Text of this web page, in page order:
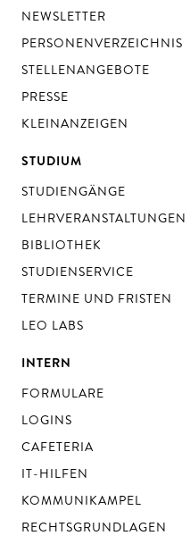
NEWSLETTER
PERSONENVERZEICHNIS
STELLENANGEBOTE
PRESSE
KLEINANZEIGEN
STUDIUM
STUDIENGÄNGE
LEHRVERANSTALTUNGEN
BIBLIOTHEK
STUDIENSERVICE
TERMINE UND FRISTEN
LEO LABS
INTERN
FORMULARE
LOGINS
CAFETERIA
IT-HILFEN
KOMMUNIKAMPEL
RECHTSGRUNDLAGEN